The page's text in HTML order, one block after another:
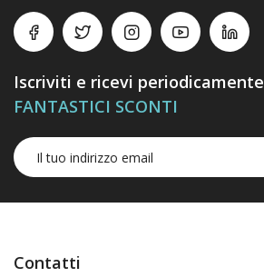
Iscriviti e ricevi periodicamente
FANTASTICI SCONTI
Contatti